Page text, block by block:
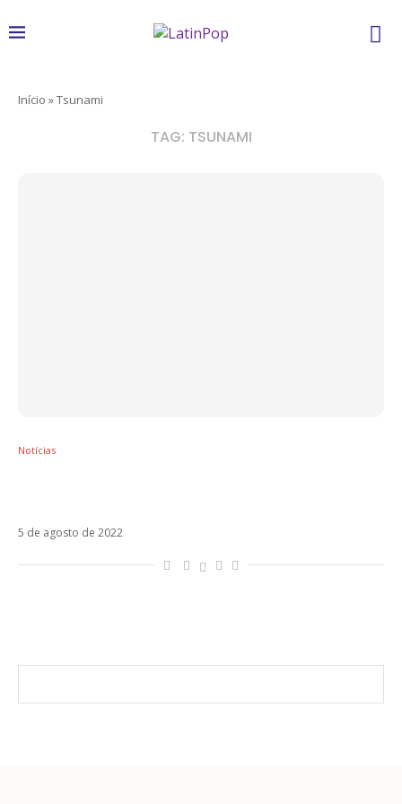
Início »Tsunami
TAG: TSUNAMI
Notícias
5 de agosto de 2022